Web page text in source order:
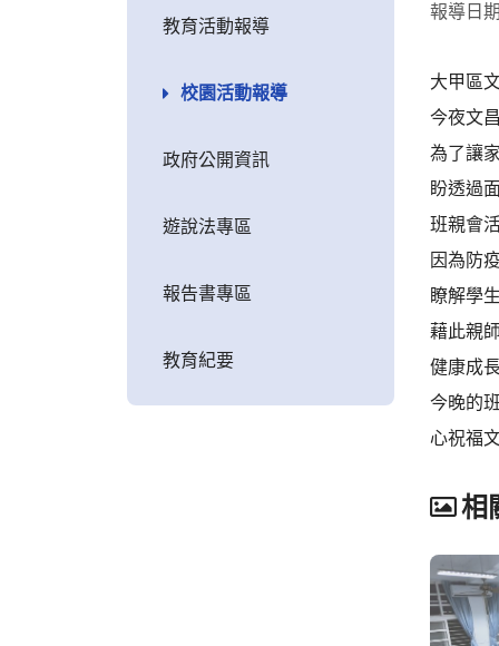
教育活動報導
校園活動報導
政府公開資訊
遊說法專區
報告書專區
教育紀要
報導日
大甲區
今夜文
為了讓
盼透過
班親會
因為防
瞭解學
藉此親
健康成
今晚的
心祝福
相